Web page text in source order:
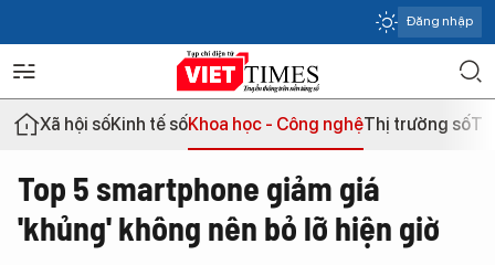
Đăng nhập
Xã hội sốKinh tế sốKhoa học - Công nghệThị trường số
Top 5 smartphone giảm giá
'khủng' không nên bỏ lỡ hiện giờ